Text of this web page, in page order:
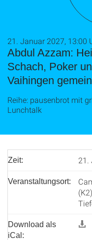
Abdul Azzam:
Schach, Poker
Vaihingen
21. Januar 2027, 13:00
Reihe: pausenbrot mit
Lunchtalk
Zeit: 21.
Veranstaltungsort:
Download als
iCal: